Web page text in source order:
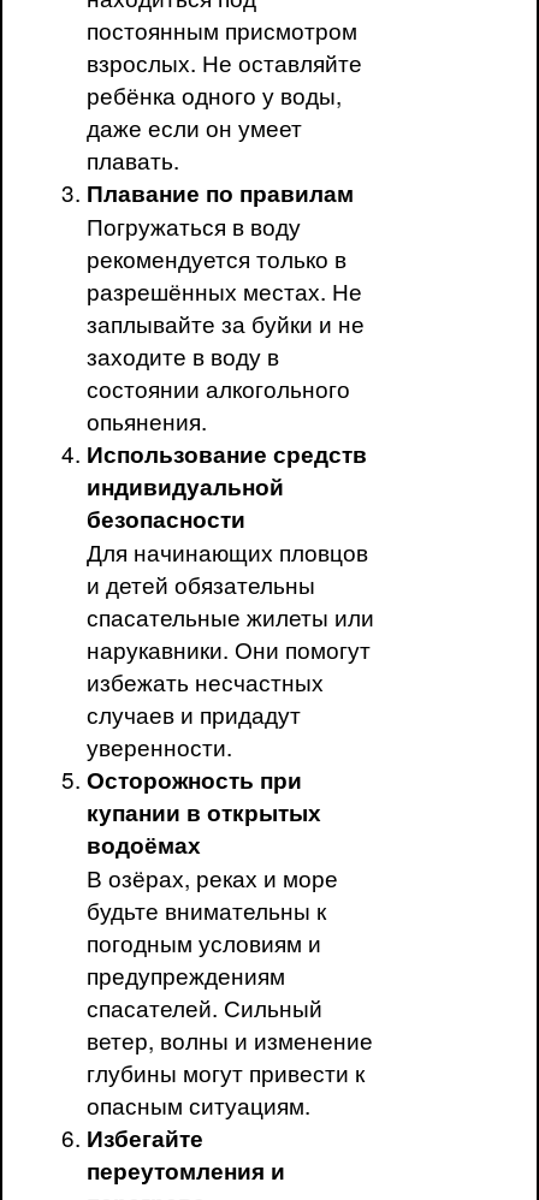
постоянным присмотром
взрослых. Не оставляйте
ребёнка одного у воды,
даже если он умеет
плавать.
Плавание по правилам
Погружаться в воду
рекомендуется только в
разрешённых местах. Не
заплывайте за буйки и не
заходите в воду в
состоянии алкогольного
опьянения.
Использование средств
индивидуальной
безопасности
Для начинающих пловцов
и детей обязательны
спасательные жилеты или
нарукавники. Они помогут
избежать несчастных
случаев и придадут
уверенности.
Осторожность при
купании в открытых
водоёмах
В озёрах, реках и море
будьте внимательны к
погодным условиям и
предупреждениям
спасателей. Сильный
ветер, волны и изменение
глубины могут привести к
опасным ситуациям.
Избегайте
переутомления и